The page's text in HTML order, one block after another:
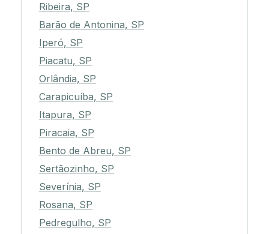
Ribeira, SP
Barão de Antonina, SP
Iperó, SP
Piacatu, SP
Orlândia, SP
Carapicuíba, SP
Itapura, SP
Piracaia, SP
Bento de Abreu, SP
Sertãozinho, SP
Severínia, SP
Rosana, SP
Pedregulho, SP